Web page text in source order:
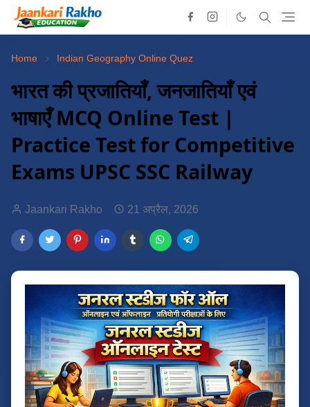
Home Indian Geography Online Quez
भारत की प्रजातियाँ, जनजातियाँ एवं
भाषाएँ MCQ Online Test |
Practice Test for Competitive
Exams UPSC SSC Railway
Jaankari Rakho 21 अप्रैल, 2026